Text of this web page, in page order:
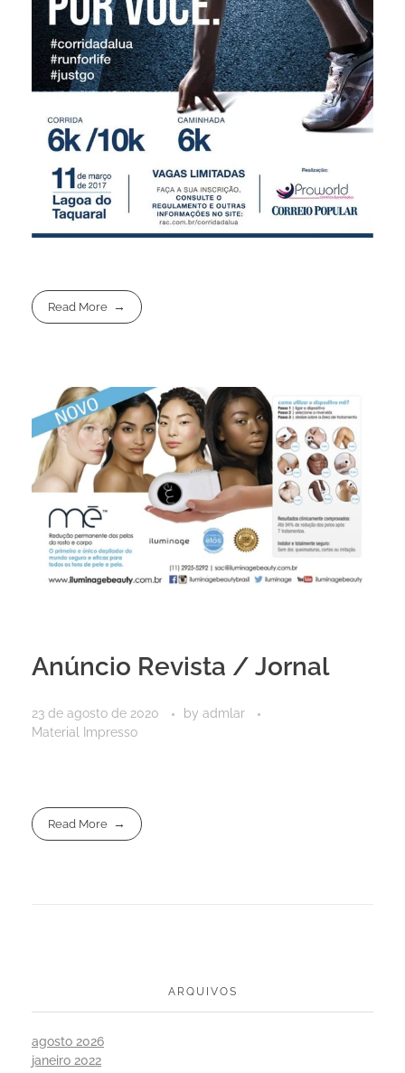
Read More
Anúncio Revista / Jornal
23 de agosto de 2020 by admlar
Material Impresso
Read More
ARQUIVOS
agosto 2026
janeiro 2022